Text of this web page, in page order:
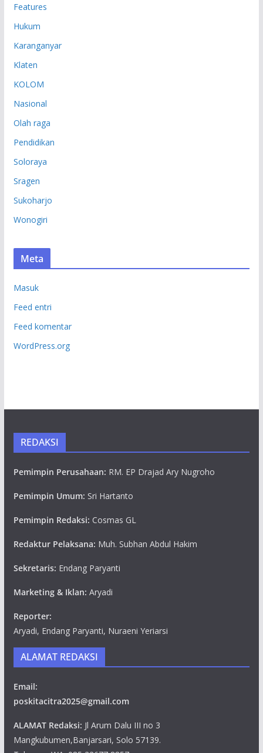
Features
Hukum
Karanganyar
Klaten
KOLOM
Nasional
Olah raga
Pendidikan
Soloraya
Sragen
Sukoharjo
Wonogiri
Meta
Masuk
Feed entri
Feed komentar
WordPress.org
REDAKSI
Pemimpin Perusahaan: RM. EP Drajad Ary Nugroho
Pemimpin Umum: Sri Hartanto
Pemimpin Redaksi: Cosmas GL
Redaktur Pelaksana: Muh. Subhan Abdul Hakim
Sekretaris: Endang Paryanti
Marketing & Iklan: Aryadi
Reporter:
Aryadi, Endang Paryanti, Nuraeni Yeriarsi
ALAMAT REDAKSI
Email:
poskitacitra2025@gmail.com
ALAMAT Redaksi: Jl Arum Dalu III no 3
Mangkubumen,Banjarsari, Solo 57139.